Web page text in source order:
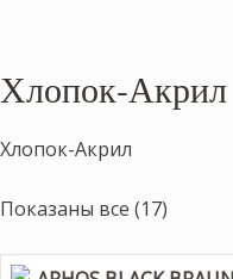
Хлопок-Акрил
Хлопок-Акрил
Показаны все (17)